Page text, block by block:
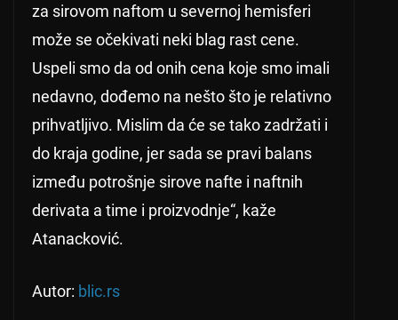
za sirovom naftom u severnoj hemisferi
može se očekivati neki blag rast cene.
Uspeli smo da od onih cena koje smo imali
nedavno, dođemo na nešto što je relativno
prihvatljivo. Mislim da će se tako zadržati i
do kraja godine, jer sada se pravi balans
između potrošnje sirove nafte i naftnih
derivata a time i proizvodnje“, kaže
Atanacković.
Autor: blic.rs